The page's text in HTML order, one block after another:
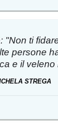
"Non ti
persone
e il veleno
STREGA